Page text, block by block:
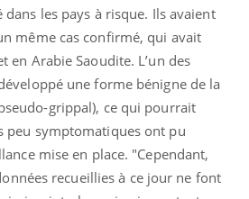
dans les pays à risque. Ils avaient
même cas confirmé, qui avait
en Arabie Saoudite. L’un des
une forme bénigne de la
grippal), ce qui pourrait
peu symptomatiques ont pu
mise en place. "Cependant,
recueillies à ce jour ne font